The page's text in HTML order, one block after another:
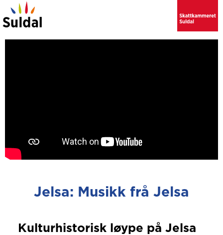
Jelsa: Musikk frå Jelsa
Kulturhistorisk løype på Jelsa